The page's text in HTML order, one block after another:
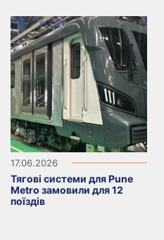
17.06.2026
Тягові системи для Pune
Metro замовили для 12
поїздів